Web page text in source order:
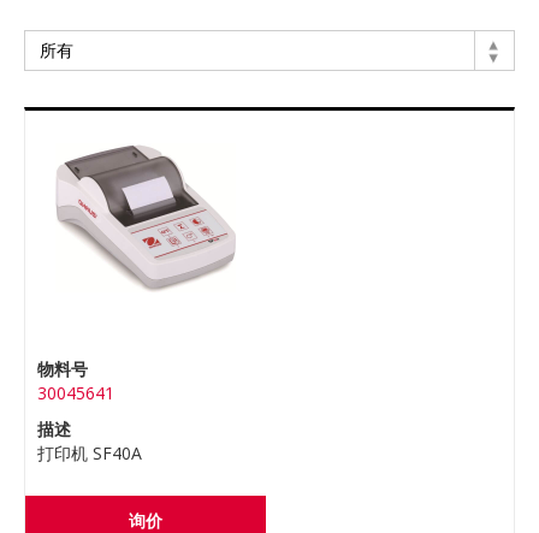
物料号
30045641
描述
打印机 SF40A
询价